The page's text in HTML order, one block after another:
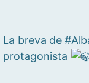
La breva de
protagonista